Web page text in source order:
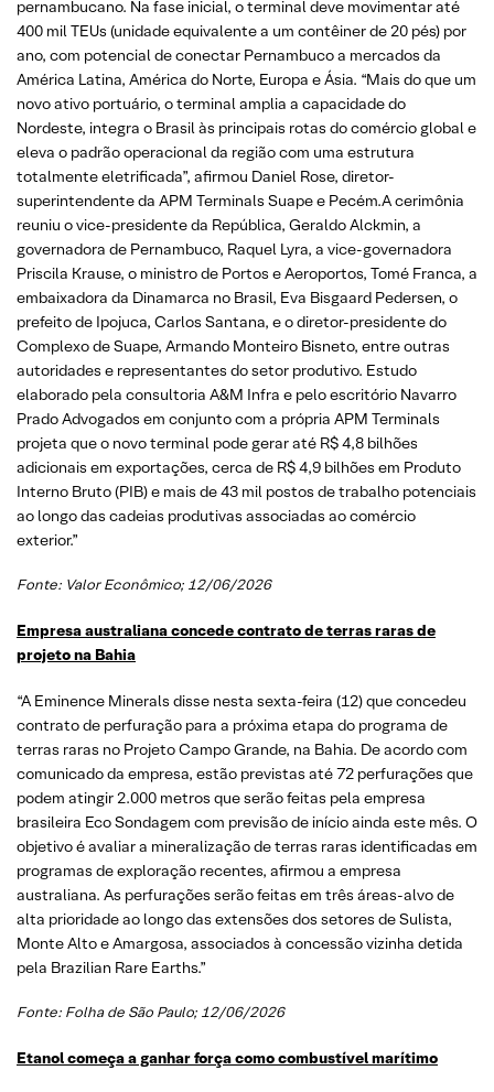
pernambucano. Na fase inicial, o terminal deve movimentar até
400 mil TEUs (unidade equivalente a um contêiner de 20 pés) por
ano, com potencial de conectar Pernambuco a mercados da
América Latina, América do Norte, Europa e Ásia. “Mais do que um
novo ativo portuário, o terminal amplia a capacidade do
Nordeste, integra o Brasil às principais rotas do comércio global e
eleva o padrão operacional da região com uma estrutura
totalmente eletrificada”, afirmou Daniel Rose, diretor-
superintendente da APM Terminals Suape e Pecém.A cerimônia
reuniu o vice-presidente da República, Geraldo Alckmin, a
governadora de Pernambuco, Raquel Lyra, a vice-governadora
Priscila Krause, o ministro de Portos e Aeroportos, Tomé Franca, a
embaixadora da Dinamarca no Brasil, Eva Bisgaard Pedersen, o
prefeito de Ipojuca, Carlos Santana, e o diretor-presidente do
Complexo de Suape, Armando Monteiro Bisneto, entre outras
autoridades e representantes do setor produtivo. Estudo
elaborado pela consultoria A&M Infra e pelo escritório Navarro
Prado Advogados em conjunto com a própria APM Terminals
projeta que o novo terminal pode gerar até R$ 4,8 bilhões
adicionais em exportações, cerca de R$ 4,9 bilhões em Produto
Interno Bruto (PIB) e mais de 43 mil postos de trabalho potenciais
ao longo das cadeias produtivas associadas ao comércio
exterior.”
Fonte: Valor Econômico; 12/06/2026
Empresa australiana concede contrato de terras raras de
projeto na Bahia
“A Eminence Minerals disse nesta sexta-feira (12) que concedeu
contrato de perfuração para a próxima etapa do programa de
terras raras no Projeto Campo Grande, na Bahia. De acordo com
comunicado da empresa, estão previstas até 72 perfurações que
podem atingir 2.000 metros que serão feitas pela empresa
brasileira Eco Sondagem com previsão de início ainda este mês. O
objetivo é avaliar a mineralização de terras raras identificadas em
programas de exploração recentes, afirmou a empresa
australiana. As perfurações serão feitas em três áreas-alvo de
alta prioridade ao longo das extensões dos setores de Sulista,
Monte Alto e Amargosa, associados à concessão vizinha detida
pela Brazilian Rare Earths.”
Fonte: Folha de São Paulo; 12/06/2026
Etanol começa a ganhar força como combustível marítimo